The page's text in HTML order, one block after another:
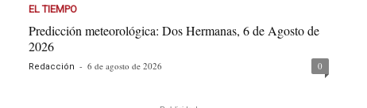
EL TIEMPO
Predicción meteorológica: Dos Hermanas, 6 de Agosto de
2026
Redacción - 6 de agosto de 2026 0